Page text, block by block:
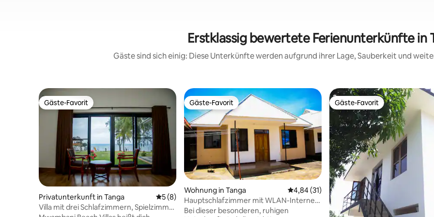
Erstklassig bewertete Ferienunterkünfte in
Gäste sind sich einig: Diese Unterkünfte werden aufgrund ihrer Lage, Sauberkeit und
Gäste-Favorit
Gäste-Favorit
Privatunterkunft in Tanga Durchschnittliche Bewertung: 5 von 5, 8 Bewertungen
5 (8)
Villa mit drei Schlafzimmern, Spielzimmer
Gäste-Favorit
Gäste-Favorit
Wohnung in Tanga Durchschnittliche Bewertung: 4,84 von 5,
4,84 (31)
Hauptschlafzimmer mit WLAN-Internet
in Tanga Town
Bei dieser besonderen, ruhigen
Gäste-Favorit
Gäste-Favorit